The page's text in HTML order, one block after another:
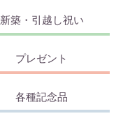
新築・引越し祝い
プレゼント
各種記念品